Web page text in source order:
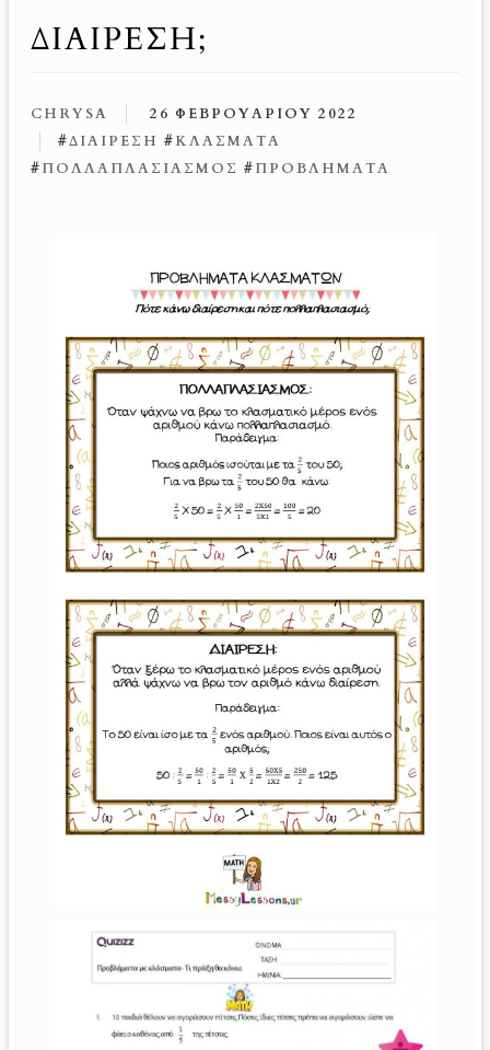
ΙΑΊΡΕΣΗ;
CHRYSA
26 ΦΕΒΡΟΥΑΡΊΟΥ 2022
#ΔΙΑΊΡΕΣΗ #ΚΛΆΣΜΑΤΑ
#ΠΟΛΛΑΠΛΑΣΙΑΣΜΌΣ #ΠΡΟΒΛΉΜΑΤΑ